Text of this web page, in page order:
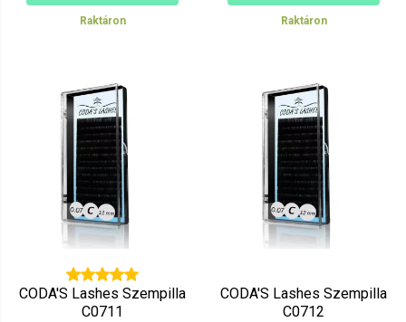
Raktáron Raktáron
CODA'S Lashes Szempilla
C0711
CODA'S Lashes Szempilla
C0712